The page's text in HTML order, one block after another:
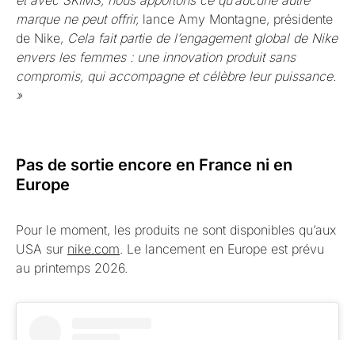
marque ne peut offrir, lance Amy Montagne, présidente
de Nike, Cela fait partie de l’engagement global de Nike
envers les femmes : une innovation produit sans
compromis, qui accompagne et célèbre leur puissance.
»
Pas de sortie encore en France ni en
Europe
Pour le moment, les produits ne sont disponibles qu’aux
USA sur nike.com. Le lancement en Europe est prévu
au printemps 2026.